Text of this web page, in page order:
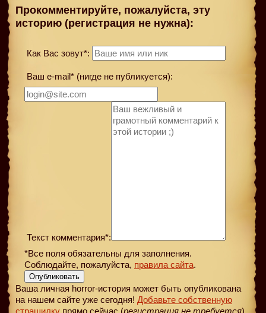
Прокомментируйте, пожалуйста, эту
историю (регистрация не нужна):
Как Вас зовут*:
Ваш e-mail* (нигде не публикуется):
Текст комментария*:
*Все поля обязательны для заполнения.
Соблюдайте, пожалуйста, правила сайта.
Опубликовать
Ваша личная horror-история может быть опубликована
на нашем сайте уже сегодня! Добавьте собственную
страшилку прямо сейчас (регистрация не требуется)